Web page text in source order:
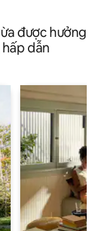
được hưởng
dẫn